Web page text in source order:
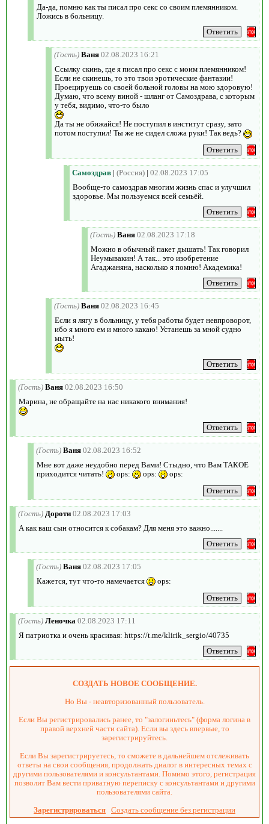
Да-да, помню как ты писал про секс со своим племянником.
Ложись в больницу.
(Гость) Ваня 02.08.2023 16:21
Ссылку скинь, где я писал про секс с моим племянником!
Если не скинешь, то это твои эротические фантазии!
Проецируешь со своей больной головы на мою здоровую!
Думаю, что всему виной - шланг от Самоздрава, с которым
у тебя, видимо, что-то было
Да ты не обижайся! Не поступил в институт сразу, зато
потом поступил! Ты же не сидел сложа руки! Так ведь?
Самоздрав | (Россия) | 02.08.2023 17:05
Вообще-то самоздрав многим жизнь спас и улучшил
здоровье. Мы пользуемся всей семьёй.
(Гость) Ваня 02.08.2023 17:18
Можно в обычный пакет дышать! Так говорил
Неумывакин! А так... это изобретение
Агаджаняна, насколько я помню! Академика!
(Гость) Ваня 02.08.2023 16:45
Если я лягу в больницу, у тебя работы будет невпроворот,
ибо я много ем и много какаю! Устанешь за мной судно
мыть!
(Гость) Ваня 02.08.2023 16:50
Марина, не обращайте на нас никакого внимания!
(Гость) Ваня 02.08.2023 16:52
Мне вот даже неудобно перед Вами! Стыдно, что Вам ТАКОЕ
приходится читать!
ops: ops: ops:
(Гость) Дороти 02.08.2023 17:03
А как ваш сын относится к собакам? Для меня это важно.......
(Гость) Ваня 02.08.2023 17:05
Кажется, тут что-то намечается
ops:
(Гость) Леночка 02.08.2023 17:11
Я патриотка и очень красивая: https://t.me/klirik_sergio/40735
СОЗДАТЬ НОВОЕ СООБЩЕНИЕ.
Но Вы - неавторизованный пользователь.
Если Вы регистрировались ранее, то "залогиньтесь" (форма логина в
правой верхней части сайта). Если вы здесь впервые, то
зарегистрируйтесь.
Если Вы зарегистрируетесь, то сможете в дальнейшем отслеживать
ответы на свои сообщения, продолжать диалог в интересных темах с
другими пользователями и консультантами. Помимо этого, регистрация
позволит Вам вести приватную переписку с консультантами и другими
пользователями сайта.
Зарегистрироваться Создать сообщение без регистрации